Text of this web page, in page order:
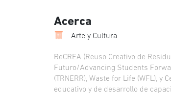
Acerca
Arte y Cultura
ReCREA (Reuso Creativo de
Futuro/Advancing Students
(TRNERR), Waste for Life (WFL), y
educativo y de desarrollo de